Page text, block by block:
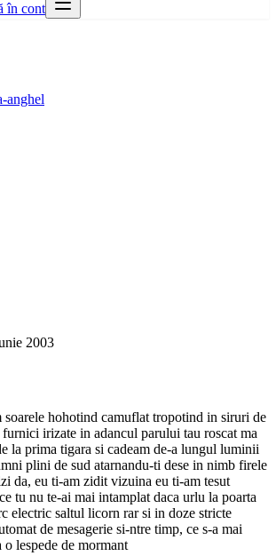
în cont
anghel
2003
soarele hohotind camuflat tropotind in siruri de
irizate in adancul parului tau roscat ma
la prima tigara si cadeam de-a lungul luminii
plini de sud atarnandu-ti dese in nimb firele
da, eu ti-am zidit vizuina eu ti-am tesut
tu nu te-ai mai intamplat daca urlu la poarta
electric saltul licorn rar si in doze stricte
de mesagerie si-ntre timp, ce s-a mai
lespede de mormant